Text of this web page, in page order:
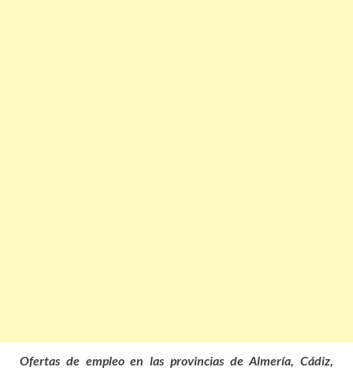
Ofertas de empleo en las provincias de Almería, Cádiz,